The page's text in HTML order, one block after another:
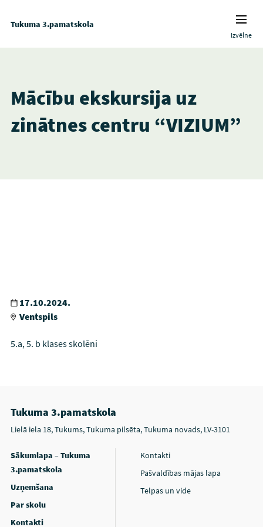
Tukuma 3.pamatskola
Izvēlne
Mācību ekskursija uz
zinātnes centru “VIZIUM”
17.10.2024.
Ventspils
5.a, 5. b klases skolēni
Tukuma 3.pamatskola
Lielā iela 18, Tukums, Tukuma pilsēta, Tukuma novads, LV-3101
Sākumlapa – Tukuma
3.pamatskola
Uzņemšana
Par skolu
Kontakti
Kontakti
Pašvaldības mājas lapa
Telpas un vide